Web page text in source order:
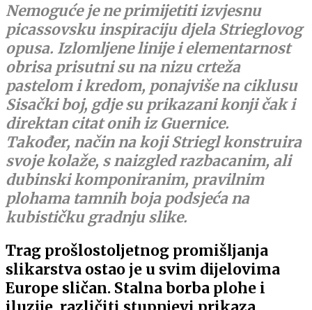
Nemoguće je ne primijetiti izvjesnu
picassovsku inspiraciju djela Strieglovog
opusa. Izlomljene linije i elementarnost
obrisa prisutni su na nizu crteža
pastelom i kredom, ponajviše na ciklusu
Sisački boj, gdje su prikazani konji čak i
direktan citat onih iz Guernice.
Također, način na koji Striegl konstruira
svoje kolaže, s naizgled razbacanim, ali
dubinski komponiranim, pravilnim
plohama tamnih boja podsjeća na
kubističku gradnju slike.
Trag prošlostoljetnog promišljanja
slikarstva ostao je u svim dijelovima
Europe sličan. Stalna borba plohe i